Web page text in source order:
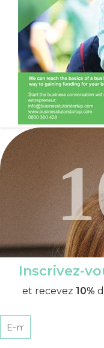
Inscrivez-
et recevez 10%